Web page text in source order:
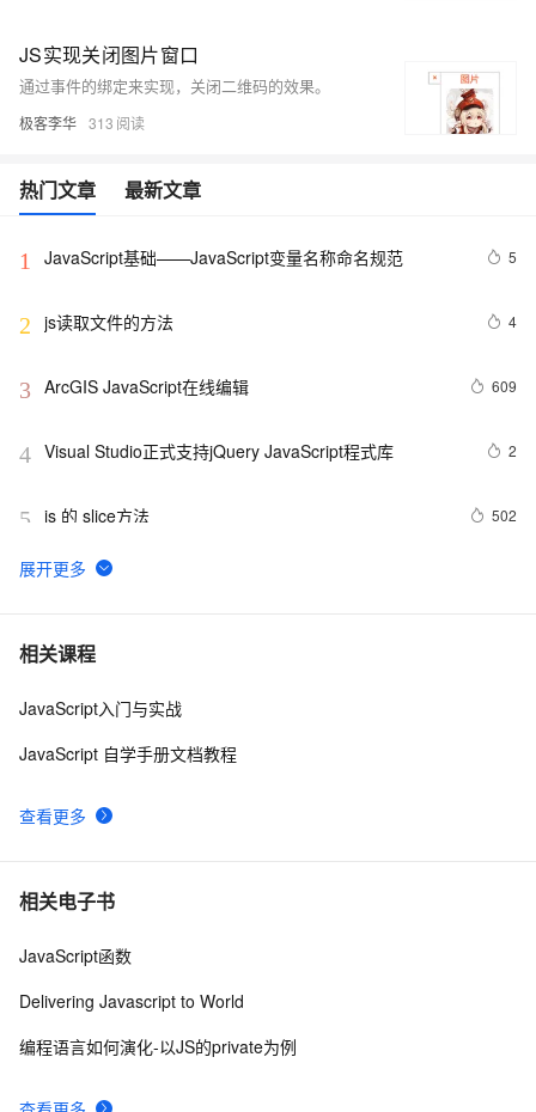
JS实现关闭图片窗口
通过事件的绑定来实现，关闭二维码的效果。
极客李华 313
热门文章 最新文章
1 JavaScript基础——JavaScript变量名称命名规范 5
2 js读取文件的方法 4
3 ArcGIS JavaScript在线编辑 609
4 Visual Studio正式支持jQuery JavaScript程式库 2
5 js 的 slice方法 502
6 js 闭包 原型
7 在IE下的JS编程需注意的内存释放问题
8 js 小技巧----复制
相关课程
查看更多
JavaScript入门与实战
JavaScript 自学手册文档教程
相关电子书
JavaScript函数
Delivering Javascript to World
编程语言如何演化-以JS的private为例